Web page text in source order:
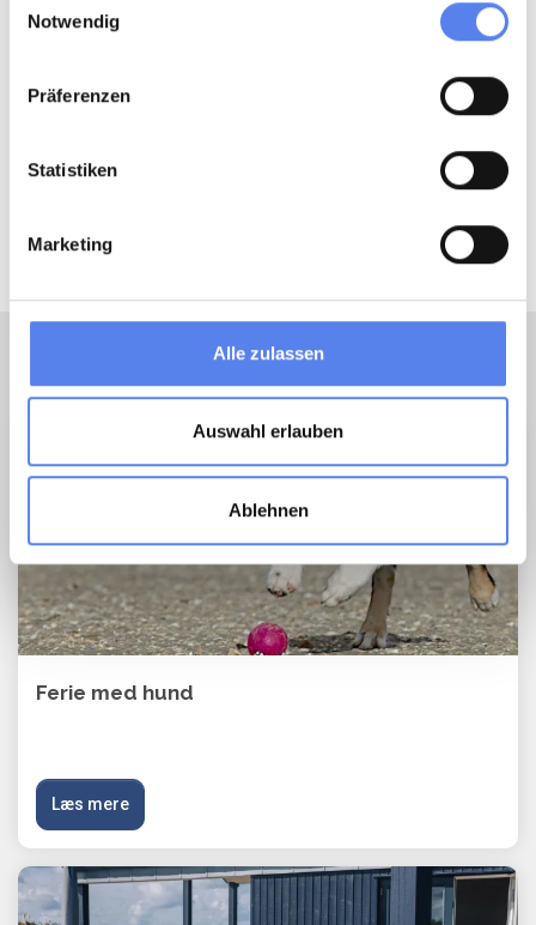
Notwendig
Präferenzen
Statistiken
Marketing
Alle zulassen
Auswahl erlauben
Ablehnen
Ferie med hund
Læs mere